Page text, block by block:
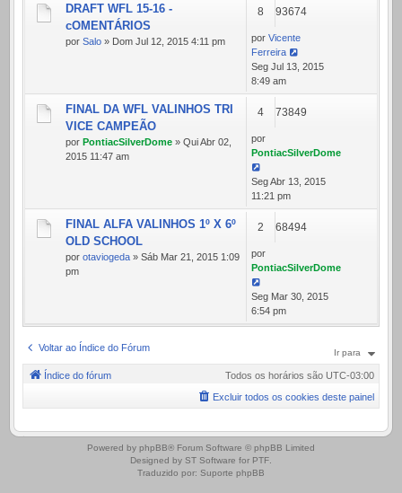
DRAFT WFL 15-16 -
cOMENTÁRIOS
por Salo » Dom Jul 12, 2015 4:11 pm
8 93674
por Vicente
Ferreira
Seg Jul 13, 2015
8:49 am
FINAL DA WFL VALINHOS TRI
VICE CAMPEÃO
por PontiacSilverDome » Qui Abr 02,
2015 11:47 am
4 73849
por
PontiacSilverDome
Seg Abr 13, 2015
11:21 pm
FINAL ALFA VALINHOS 1º X 6º
OLD SCHOOL
por otaviogeda » Sáb Mar 21, 2015 1:09
pm
2 68494
por
PontiacSilverDome
Seg Mar 30, 2015
6:54 pm
Voltar ao Índice do Fórum Ir para
Índice do fórum Todos os horários são UTC-03:00
Excluir todos os cookies deste painel
.
Powered by phpBB® Forum Software © phpBB Limited
Designed by ST Software for PTF
Traduzido por: Suporte phpBB